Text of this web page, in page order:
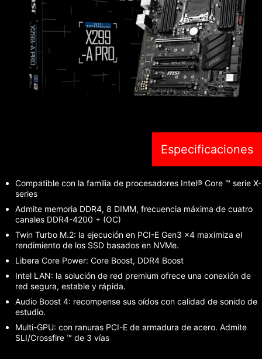
Especificaciones
Compatible con la familia de procesadores Intel® Core ™ serie X-
series
Admite memoria DDR4, 8 DIMM, frecuencia máxima de cuatro
canales DDR4-4200 + (OC)
Twin Turbo M.2: la ejecución en PCI-E Gen3 x4 maximiza el
rendimiento de los SSD basados en NVMe.
Libera Core Power: Core Boost, DDR4 Boost
Intel LAN: la solución de red premium ofrece una conexión de
red segura, estable y rápida.
Audio Boost 4: recompense sus oídos con calidad de sonido de
estudio.
Multi-GPU: con ranuras PCI-E de armadura de acero. Admite
SLI/Crossfire ™ de 3 vías